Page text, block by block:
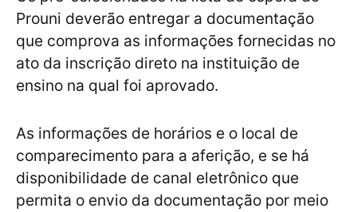
Prouni deverão entregar a documentação
que comprova as informações fornecidas no
ato da inscrição direto na instituição de
ensino na qual foi aprovado.
As informações de horários e o local de
comparecimento para a aferição, e se há
disponibilidade de canal eletrônico que
permita o envio da documentação por meio